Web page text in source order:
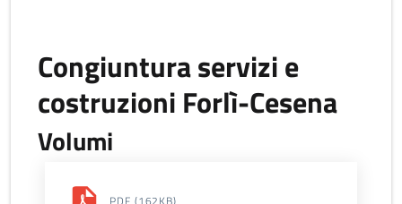
Congiuntura servizi e
costruzioni Forlì-Cesena
Volumi